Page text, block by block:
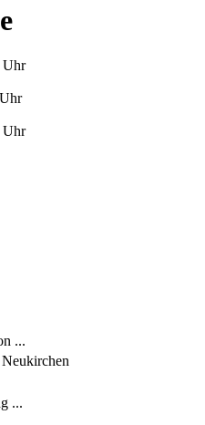
Uhr
Uhr
...
...